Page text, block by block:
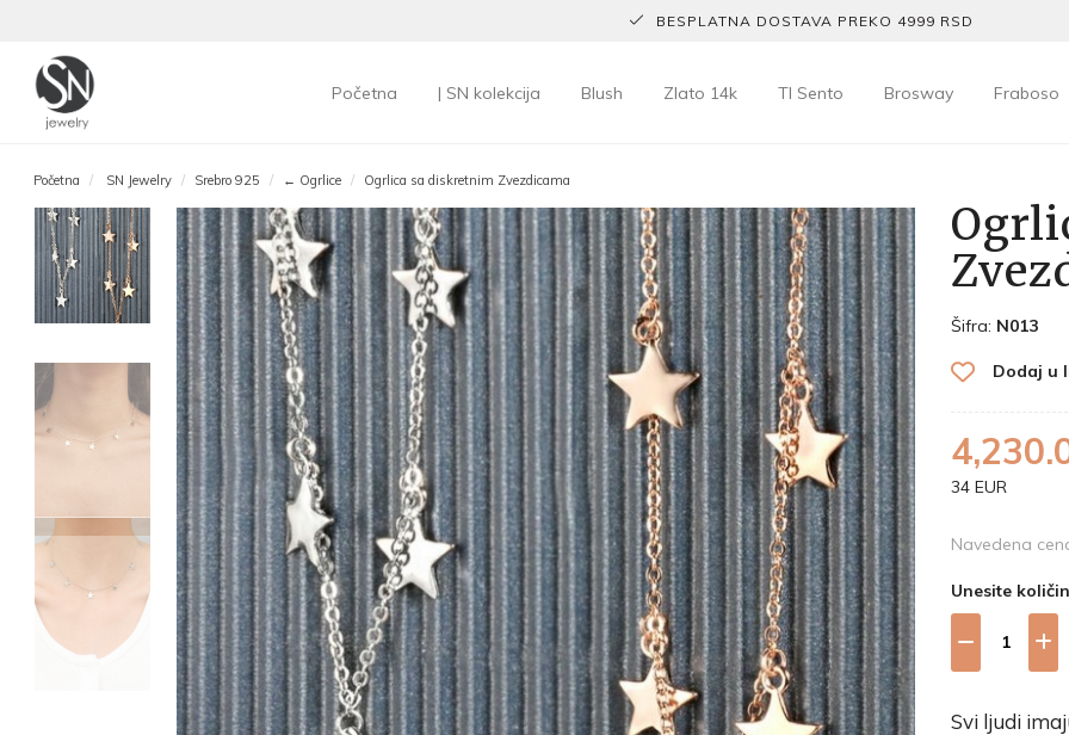
BESPLATNA DOSTAVA PREKO 4999 RSD
Početna | SN kolekcija Blush Zlato 14k TI Sento Brosway Fraboso
Početna SN Jewelry Srebro 925 ← Ogrlice Ogrlica sa diskretnim Zvezdicama
Šifra: N013
Dodaj u
34 EUR
Navedena
Unesite
Svi ljudi